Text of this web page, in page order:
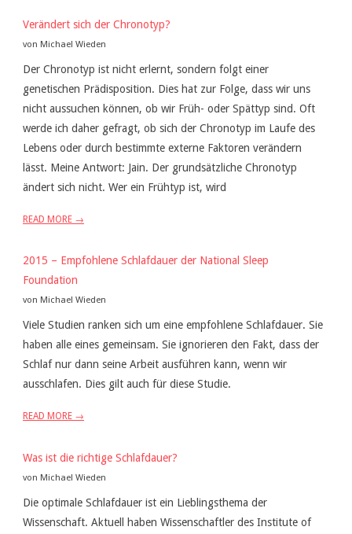
Verändert sich der Chronotyp?
von Michael Wieden
Der Chronotyp ist nicht erlernt, sondern folgt einer
genetischen Prädisposition. Dies hat zur Folge, dass wir uns
nicht aussuchen können, ob wir Früh- oder Spättyp sind. Oft
werde ich daher gefragt, ob sich der Chronotyp im Laufe des
Lebens oder durch bestimmte externe Faktoren verändern
lässt. Meine Antwort: Jain. Der grundsätzliche Chronotyp
ändert sich nicht. Wer ein Frühtyp ist, wird
READ MORE →
2015 – Empfohlene Schlafdauer der National Sleep
Foundation
von Michael Wieden
Viele Studien ranken sich um eine empfohlene Schlafdauer. Sie
haben alle eines gemeinsam. Sie ignorieren den Fakt, dass der
Schlaf nur dann seine Arbeit ausführen kann, wenn wir
ausschlafen. Dies gilt auch für diese Studie.
READ MORE →
Was ist die richtige Schlafdauer?
von Michael Wieden
Die optimale Schlafdauer ist ein Lieblingsthema der
Wissenschaft. Aktuell haben Wissenschaftler des Institute of